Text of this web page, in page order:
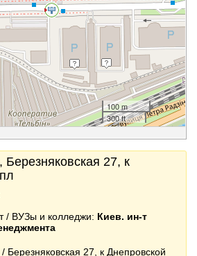
100 m
300 ft
Березняковская 27, к
/ ВУЗы и колледжи: Киев. ин-т
/ Березняковская 27, к Днепровской